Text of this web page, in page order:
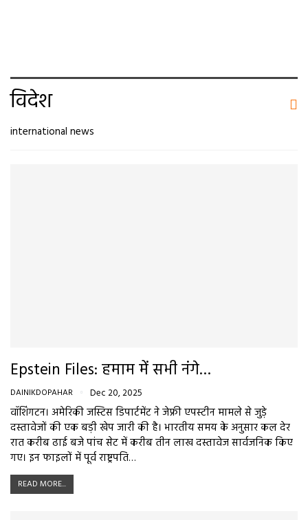
विदेश
international news
Epstein Files: हमाम में सभी नंगे…
DAINIKDOPAHAR Dec 20, 2025
वॉशिंगटन। अमेरिकी जस्टिस डिपार्टमेंट ने जेफ्री एपस्टीन मामले से जुड़े
दस्तावेजों की एक बड़ी खेप जारी की है। भारतीय समय के अनुसार कल देर
रात करीब ढाई बजे पांच सेट में करीब तीन लाख दस्तावेज सार्वजनिक किए
गए। इन फाइलों में पूर्व राष्ट्रपति…
READ MORE...